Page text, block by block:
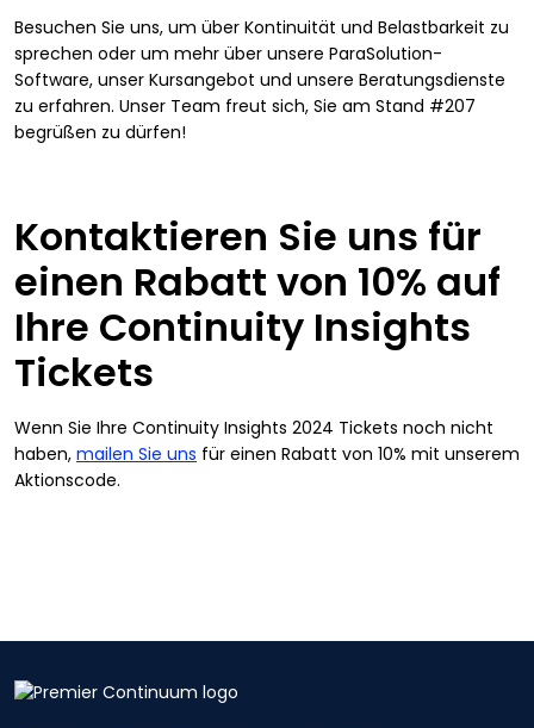
Besuchen Sie uns, um über Kontinuität und Belastbarkeit zu
sprechen oder um mehr über unsere ParaSolution-
Software, unser Kursangebot und unsere Beratungsdienste
zu erfahren. Unser Team freut sich, Sie am Stand #207
begrüßen zu dürfen!
Kontaktieren Sie uns für
einen Rabatt von 10% auf
Ihre Continuity Insights
Tickets
Wenn Sie Ihre Continuity Insights 2024 Tickets noch nicht
haben, mailen Sie uns für einen Rabatt von 10% mit unserem
Aktionscode.